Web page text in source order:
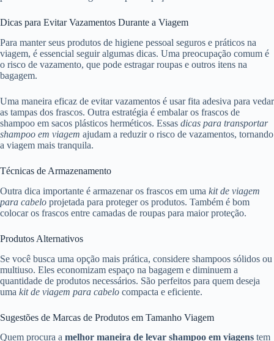
Dicas para Evitar Vazamentos Durante a Viagem
Para manter seus produtos de higiene pessoal seguros e práticos na
viagem, é essencial seguir algumas dicas. Uma preocupação comum é
o risco de vazamento, que pode estragar roupas e outros itens na
bagagem.
Uma maneira eficaz de evitar vazamentos é usar fita adesiva para vedar
as tampas dos frascos. Outra estratégia é embalar os frascos de
shampoo em sacos plásticos herméticos. Essas dicas para transportar
shampoo em viagem ajudam a reduzir o risco de vazamentos, tornando
a viagem mais tranquila.
Técnicas de Armazenamento
Outra dica importante é armazenar os frascos em uma kit de viagem
para cabelo projetada para proteger os produtos. Também é bom
colocar os frascos entre camadas de roupas para maior proteção.
Produtos Alternativos
Se você busca uma opção mais prática, considere shampoos sólidos ou
multiuso. Eles economizam espaço na bagagem e diminuem a
quantidade de produtos necessários. São perfeitos para quem deseja
uma kit de viagem para cabelo compacta e eficiente.
Sugestões de Marcas de Produtos em Tamanho Viagem
Quem procura a melhor maneira de levar shampoo em viagens tem